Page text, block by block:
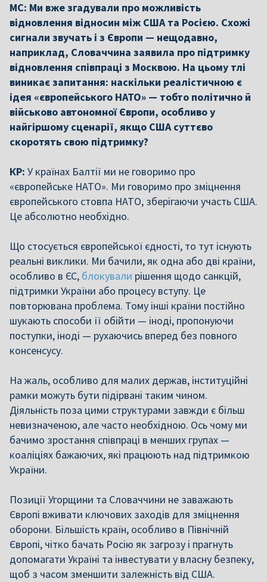
МС: Ми вже згадували про можливість
відновлення відносин між США та Росією. Схожі
сигнали звучать і з Європи — нещодавно,
наприклад, Словаччина заявила про підтримку
відновлення співпраці з Москвою. На цьому тлі
виникає запитання: наскільки реалістичною є
ідея «європейського НАТО» — тобто політично й
військово автономної Європи, особливо у
найгіршому сценарії, якщо США суттєво
скоротять свою підтримку?
КР: У країнах Балтії ми не говоримо про
«європейське НАТО». Ми говоримо про зміцнення
європейського стовпа НАТО, зберігаючи участь США.
Це абсолютно необхідно.
Що стосується європейської єдності, то тут існують
реальні виклики. Ми бачили, як одна або дві країни,
особливо в ЄС, блокували рішення щодо санкцій,
підтримки України або процесу вступу. Це
повторювана проблема. Тому інші країни постійно
шукають способи її обійти — іноді, пропонуючи
поступки, іноді — рухаючись вперед без повного
консенсусу.
На жаль, особливо для малих держав, інституційні
рамки можуть бути підірвані таким чином.
Діяльність поза цими структурами завжди є більш
невизначеною, але часто необхідною. Ось чому ми
бачимо зростання співпраці в менших групах —
коаліціях бажаючих, які працюють над підтримкою
України.
Позиції Угорщини та Словаччини не заважають
Європі вживати ключових заходів для зміцнення
оборони. Більшість країн, особливо в Північній
Європі, чітко бачать Росію як загрозу і прагнуть
допомагати Україні та інвестувати у власну безпеку,
щоб з часом зменшити залежність від США.